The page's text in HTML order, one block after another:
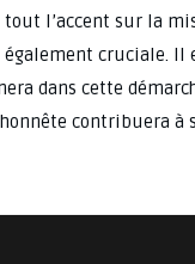
l’accent sur la
cruciale. Il
dans cette
contribuera à